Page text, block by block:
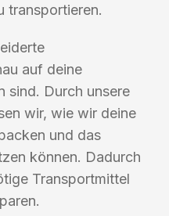
transportieren.
auf deine
sind. Durch unsere
wir, wie wir deine
und das
können. Dadurch
Transportmittel